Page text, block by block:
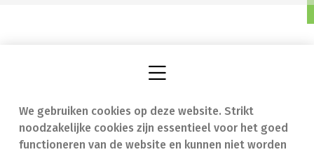
We gebruiken cookies op deze website. Strikt
noodzakelijke cookies zijn essentieel voor het goed
functioneren van de website en kunnen niet worden
Vind een apotheek
Onze expertise
In geval van nood
Contact